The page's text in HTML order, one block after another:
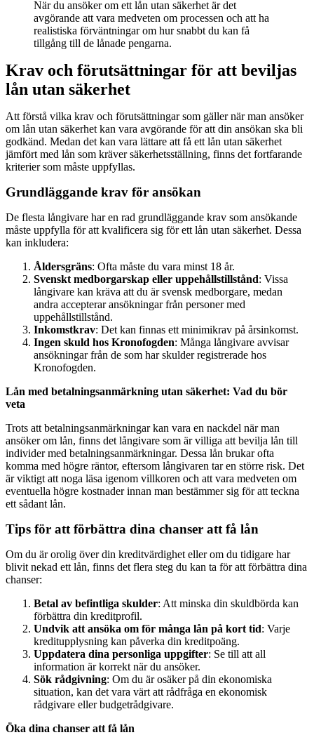
När du ansöker om ett lån utan säkerhet är det
avgörande att vara medveten om processen och att ha
realistiska förväntningar om hur snabbt du kan få
tillgång till de lånade pengarna.
Krav och förutsättningar för att beviljas
lån utan säkerhet
Att förstå vilka krav och förutsättningar som gäller när man ansöker
om lån utan säkerhet kan vara avgörande för att din ansökan ska bli
godkänd. Medan det kan vara lättare att få ett lån utan säkerhet
jämfört med lån som kräver säkerhetsställning, finns det fortfarande
kriterier som måste uppfyllas.
Grundläggande krav för ansökan
De flesta långivare har en rad grundläggande krav som ansökande
måste uppfylla för att kvalificera sig för ett lån utan säkerhet. Dessa
kan inkludera:
Åldersgräns: Ofta måste du vara minst 18 år.
Svenskt medborgarskap eller uppehållstillstånd: Vissa
långivare kan kräva att du är svensk medborgare, medan
andra accepterar ansökningar från personer med
uppehållstillstånd.
Inkomstkrav: Det kan finnas ett minimikrav på årsinkomst.
Ingen skuld hos Kronofogden: Många långivare avvisar
ansökningar från de som har skulder registrerade hos
Kronofogden.
Lån med betalningsanmärkning utan säkerhet: Vad du bör
veta
Trots att betalningsanmärkningar kan vara en nackdel när man
ansöker om lån, finns det långivare som är villiga att bevilja lån till
individer med betalningsanmärkningar. Dessa lån brukar ofta
komma med högre räntor, eftersom långivaren tar en större risk. Det
är viktigt att noga läsa igenom villkoren och att vara medveten om
eventuella högre kostnader innan man bestämmer sig för att teckna
ett sådant lån.
Tips för att förbättra dina chanser att få lån
Om du är orolig över din kreditvärdighet eller om du tidigare har
blivit nekad ett lån, finns det flera steg du kan ta för att förbättra dina
chanser:
Betal av befintliga skulder: Att minska din skuldbörda kan
förbättra din kreditprofil.
Undvik att ansöka om för många lån på kort tid: Varje
kreditupplysning kan påverka din kreditpoäng.
Uppdatera dina personliga uppgifter: Se till att all
information är korrekt när du ansöker.
Sök rådgivning: Om du är osäker på din ekonomiska
situation, kan det vara värt att rådfråga en ekonomisk
rådgivare eller budgetrådgivare.
Öka dina chanser att få lån